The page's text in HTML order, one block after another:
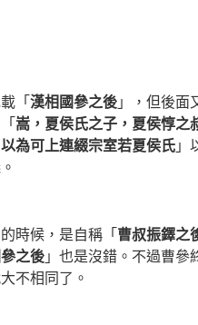
「 漢相國參之後 」，但後面
嵩，夏侯氏之子，夏侯惇之
為可上連綴宗室若夏侯氏 」
時候，是自稱「 曹叔振鐸之
之後 」也是沒錯。不過曹
不相同了。